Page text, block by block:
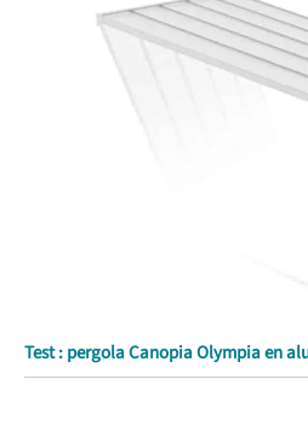
Test : pergola Canopia Olympia en